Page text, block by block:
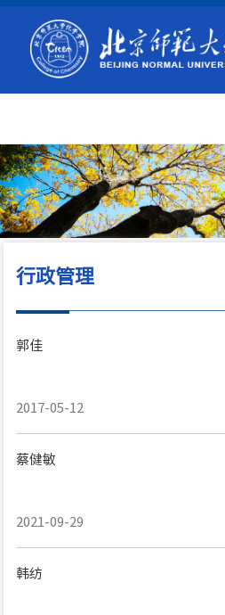
行政管理
郭佳
2017-05-12
蔡健敏
2021-09-29
韩纺